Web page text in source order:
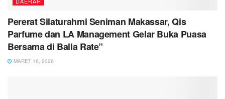
Pererat Silaturahmi Seniman Makassar, Qis
Parfume dan LA Management Gelar Buka Puasa
Bersama di Balla Rate”
MARET 16, 2026